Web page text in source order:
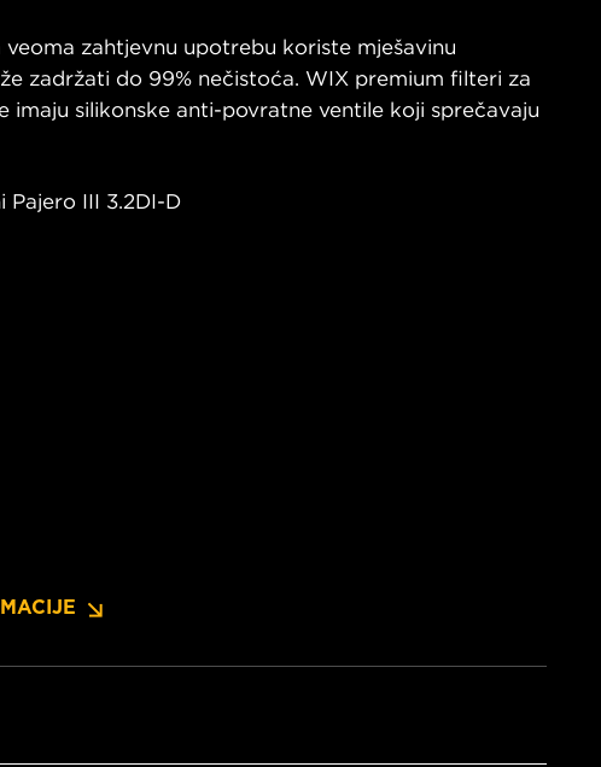
zahtjevnu upotrebu koriste mješavinu
zadržati do 99% nečistoća. WIX premium filteri za
imaju silikonske anti-povratne ventile koji sprečavaju
Pajero III 3.2DI-D